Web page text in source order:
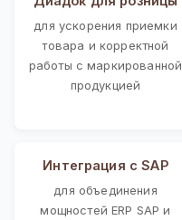
для ускорения приемки
товара и корректной
работы с маркированной
продукцией
Интеграция с SAP
для объединения
мощностей ERP SAP и